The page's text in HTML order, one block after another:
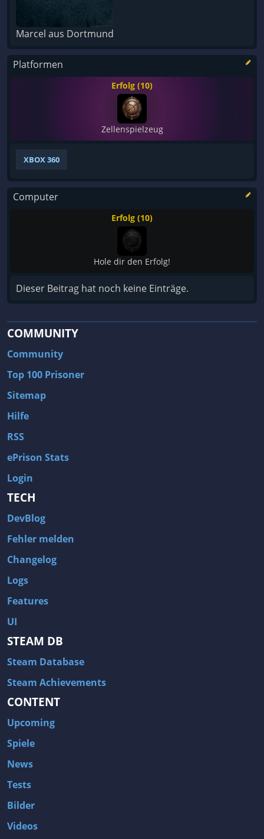
Marcel aus Dortmund
Platformen
Erfolg (10)
Zellenspielzeug
XBOX 360
Computer
Erfolg (10)
Hole dir den Erfolg!
Dieser Beitrag hat noch keine Einträge.
COMMUNITY
Community
Top 100 Prisoner
Sitemap
Hilfe
RSS
ePrison Stats
Login
TECH
DevBlog
Fehler melden
Changelog
Logs
Features
UI
STEAM DB
Steam Database
Steam Achievements
CONTENT
Upcoming
Spiele
News
Tests
Bilder
Videos